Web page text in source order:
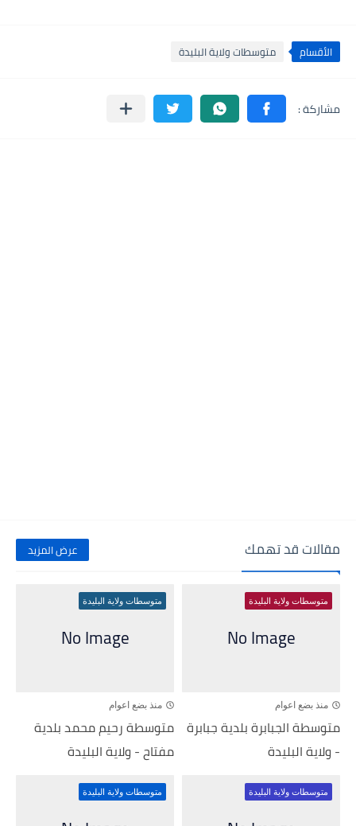
الأقسام متوسطات ولاية البليدة
مقالات قد تهمك عرض المزيد
متوسطات ولاية البليدة
منذ بضع اعوام
متوسطة الجبابرة بلدية جبابرة
- ولاية البليدة
متوسطات ولاية البليدة
منذ بضع اعوام
متوسطة رحيم محمد بلدية
مفتاح - ولاية البليدة
متوسطات ولاية البليدة متوسطات ولاية البليدة